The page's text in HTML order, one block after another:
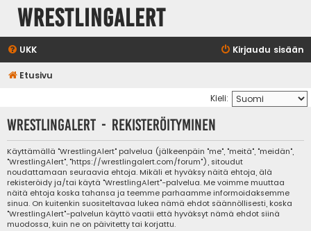
WrestlingAlert
UKK Kirjaudu sisään
Etusivu
Kieli:
WrestlingAlert - Rekisteröityminen
Käyttämällä "WrestlingAlert" palvelua (jälkeenpäin "me", "meitä", "meidän",
"WrestlingAlert", "https://wrestlingalert.com/forum"), sitoudut
noudattamaan seuraavia ehtoja. Mikäli et hyväksy näitä ehtoja, älä
rekisteröidy ja/tai käytä "WrestlingAlert"-palvelua. Me voimme muuttaa
näitä ehtoja koska tahansa ja teemme parhaamme informoidaksemme
sinua. On kuitenkin suositeltavaa lukea nämä ehdot säännöllisesti, koska
"WrestlingAlert"-palvelun käyttö vaatii että hyväksyt nämä ehdot siinä
muodossa, kuin ne on päivitetty tai korjattu.